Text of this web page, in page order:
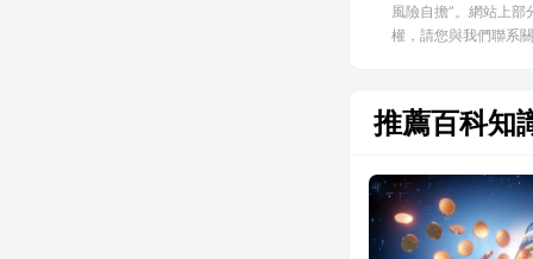
風險自擔”。網站上
權，請您與我們聯系
推薦百科知